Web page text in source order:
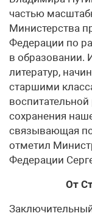
частью
Министерства
Федерации по
в образовании.
литератур,
старшими
сохранения
связывающая
отметил
Федерации
От